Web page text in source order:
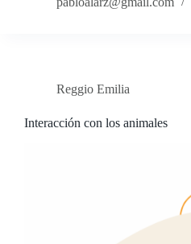
Reggio Emilia
Interacción con los animales